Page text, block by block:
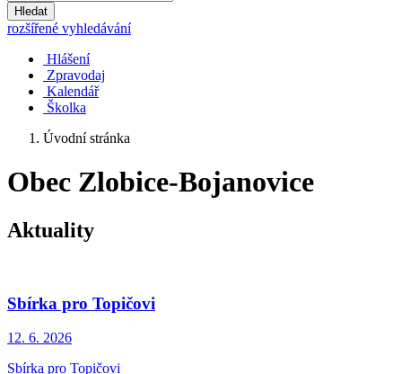
Hledat
rozšířené vyhledávání
Hlášení
Zpravodaj
Kalendář
Školka
Úvodní stránka
Obec Zlobice-Bojanovice
Aktuality
Sbírka pro Topičovi
12. 6. 2026
Sbírka pro Topičovi